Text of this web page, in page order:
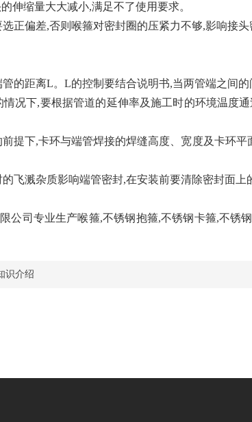
伸缩量大大减小,满足不了使用要求。
正偏差,否则喉箍对密封圈的压紧力不够,影响接头
的距离L。L的控制要结合说明书,当两管端之间的
况下,要根据管道的延伸率及施工时的环境温度
提下,卡环与端管焊接的焊缝高度、宽度及卡环
飞溅杂质影响端管密封,在安装前要清除密封面上
公司专业生产喉箍,不锈钢抱箍,不锈钢卡箍,不锈
识介绍